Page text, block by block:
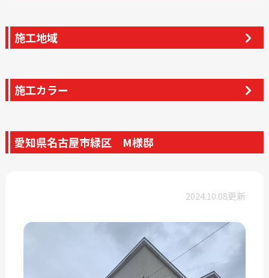
施工地域
施工カラー
愛知県名古屋市緑区 M様邸
2024.10.08更新